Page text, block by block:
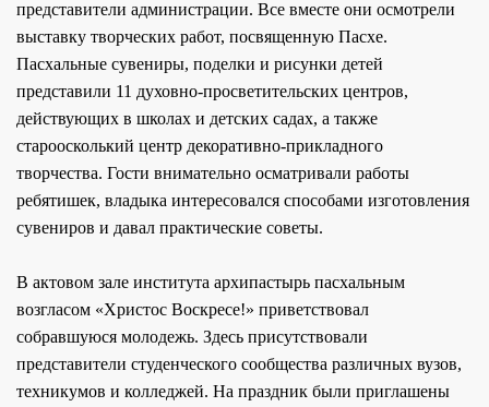
представители администрации. Все вместе они осмотрели
выставку творческих работ, посвященную Пасхе.
Пасхальные сувениры, поделки и рисунки детей
представили 11 духовно-просветительских центров,
действующих в школах и детских садах, а также
староосколький центр декоративно-прикладного
творчества. Гости внимательно осматривали работы
ребятишек, владыка интересовался способами изготовления
сувениров и давал практические советы.
В актовом зале института архипастырь пасхальным
возгласом «Христос Воскресе!» приветствовал
собравшуюся молодежь. Здесь присутствовали
представители студенческого сообщества различных вузов,
техникумов и колледжей. На праздник были приглашены